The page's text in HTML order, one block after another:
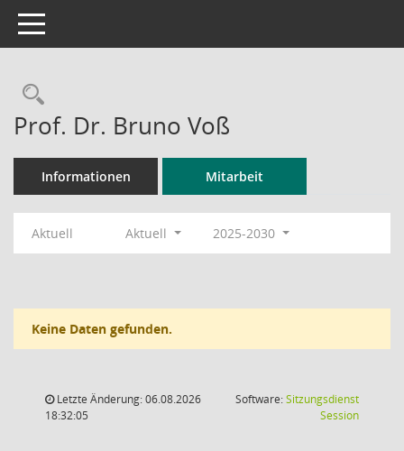
Toggle navigation
Rechercheauswahl
Prof. Dr. Bruno Voß
Informationen Mitarbeit
Aktuell Aktuell 2025-2030
Keine Daten gefunden.
Letzte Änderung: 06.08.2026
18:32:05
Software:Sitzungsdienst
Session(Wird in